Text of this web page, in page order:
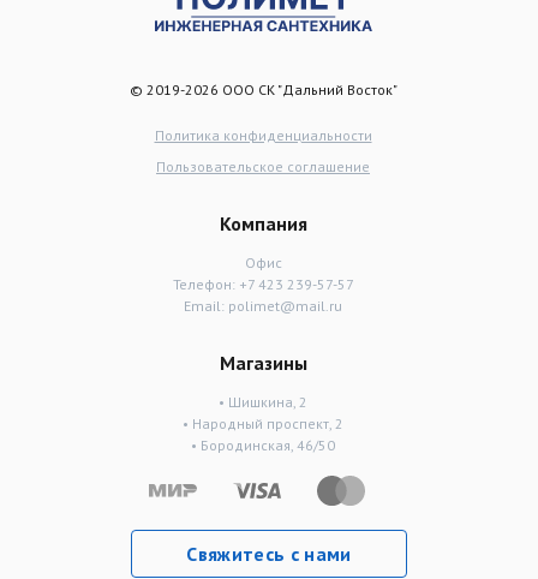
© 2019-2026 ООО СК "Дальний Восток"
Политика конфиденциальности
Пользовательское соглашение
Компания
Офис
Телефон: +7 423 239-57-57
Email: polimet@mail.ru
Магазины
• Шишкина, 2
• Народный проспект, 2
• Бородинская, 46/50
Свяжитесь с нами